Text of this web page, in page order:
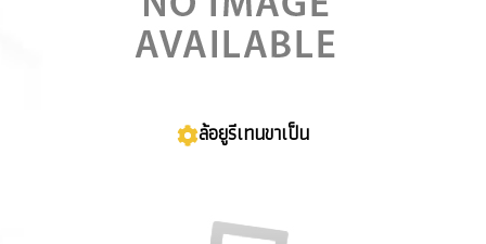
ล้อยูรีเทนขาเป็น